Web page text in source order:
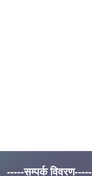
-----सम्पर्क विवरण-----